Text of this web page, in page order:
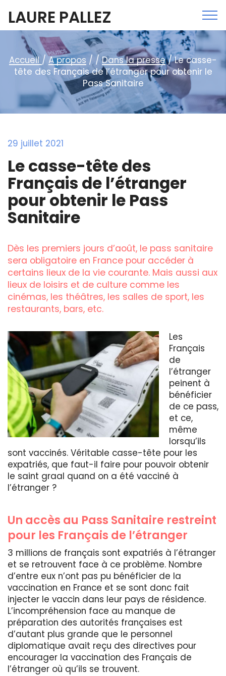
LAURE PALLEZ
Accueil / A propos / /Dans la presse/ Le casse-
tête des Français de l’étranger pour obtenir le
Pass Sanitaire
29 juillet 2021
Le casse-tête des
Français de l’étranger
pour obtenir le Pass
Sanitaire
Dès les premiers jours d’août, le pass sanitaire
sera obligatoire en France pour accéder à
certains lieux de la vie courante. Mais aussi aux
lieux de loisirs et de culture comme les
cinémas, les théâtres, les salles de sport, les
restaurants, bars, etc.
Les
Français
de
l’étranger
peinent à
bénéficier
de ce pass,
et ce,
même
lorsqu’ils
sont vaccinés. Véritable casse-tête pour les
expatriés, que faut-il faire pour pouvoir obtenir
le saint graal quand on a été vacciné à
l’étranger ?
Un accès au Pass Sanitaire restreint
pour les Français de l’étranger
3 millions de français sont expatriés à l’étranger
et se retrouvent face à ce problème. Nombre
d’entre eux n’ont pas pu bénéficier de la
vaccination en France et se sont donc fait
injecter le vaccin dans leur pays de résidence.
L’incompréhension face au manque de
préparation des autorités françaises est
d’autant plus grande que le personnel
diplomatique avait reçu des directives pour
encourager la vaccination des Français de
l’étranger où qu’ils se trouvent.